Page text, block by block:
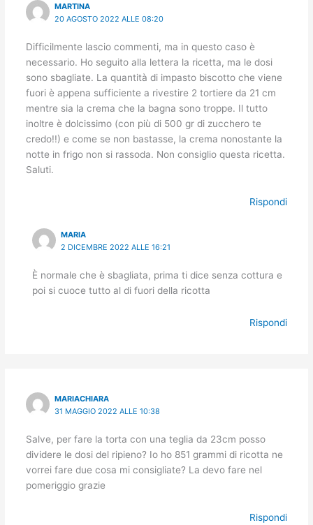
MARTINA
20 AGOSTO 2022 ALLE 08:20
Difficilmente lascio commenti, ma in questo caso è
necessario. Ho seguito alla lettera la ricetta, ma le dosi
sono sbagliate. La quantità di impasto biscotto che viene
fuori è appena sufficiente a rivestire 2 tortiere da 21 cm
mentre sia la crema che la bagna sono troppe. Il tutto
inoltre è dolcissimo (con più di 500 gr di zucchero te
credo!!) e come se non bastasse, la crema nonostante la
notte in frigo non si rassoda. Non consiglio questa ricetta.
Saluti.
Rispondi
MARIA
2 DICEMBRE 2022 ALLE 16:21
È normale che è sbagliata, prima ti dice senza cottura e
poi si cuoce tutto al di fuori della ricotta
Rispondi
MARIACHIARA
31 MAGGIO 2022 ALLE 10:38
Salve, per fare la torta con una teglia da 23cm posso
dividere le dosi del ripieno? Io ho 851 grammi di ricotta ne
vorrei fare due cosa mi consigliate? La devo fare nel
pomeriggio grazie
Rispondi